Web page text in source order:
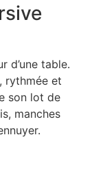
d’une table.
rythmée et
son lot de
manches